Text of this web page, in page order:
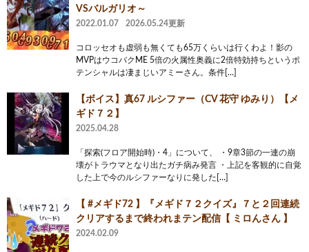
VSバルガリオ～
2022.01.07 2026.05.24更新
コロッセオも虚弱も無くても65万くらいは行くわよ！影の
MVPはウコバクME 5倍の火属性奥義に2倍特効持ちというポ
テンシャルは凄まじいアミーさん。条件[…]
【ボイス】真67 ルシファー（CV 花守 ゆみり）【メ
ギド７２】
2025.04.28
「探索(フロア開始時)・4」について、 ・9章3節の一連の崩
壊がトラウマとなり出たガチ病み発言 ・上記を客観的に自覚
した上で今のルシファーなりに発した[…]
【 #メギド72 】『メギド７２クイズ』７と２回連続
クリアするまで終われまテン配信【 ミロんさん 】
2024.02.09